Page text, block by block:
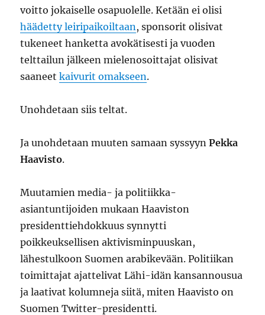
voitto jokaiselle osapuolelle. Ketään ei olisi
häädetty leiripaikoiltaan, sponsorit olisivat
tukeneet hanketta avokätisesti ja vuoden
telttailun jälkeen mielenosoittajat olisivat
saaneetkaivurit omakseen.
Unohdetaan siis teltat.
Ja unohdetaan muuten samaan syssyynPekka
Haavisto.
Muutamien media- ja politiikka-
asiantuntijoiden mukaan Haaviston
presidenttiehdokkuus synnytti
poikkeuksellisen aktivisminpuuskan,
lähestulkoon Suomen arabikevään. Politiikan
toimittajat ajattelivat Lähi-idän kansannousua
ja laativat kolumneja siitä, miten Haavisto on
Suomen Twitter-presidentti.